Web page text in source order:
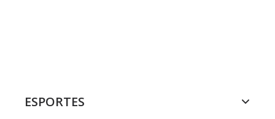
ESPORTES